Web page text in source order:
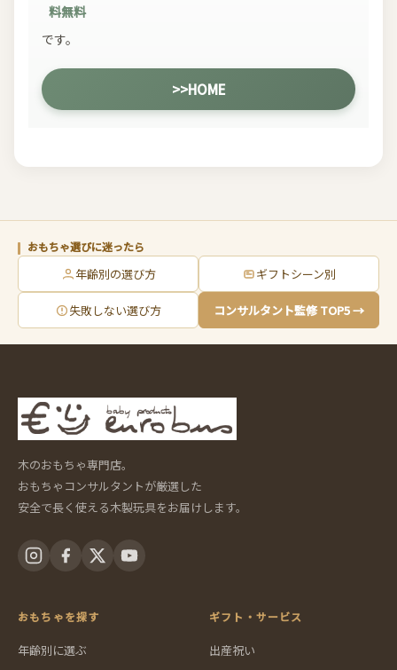
料無料
です。
>>HOME
おもちゃ選びに迷ったら
年齢別の選び方 ギフトシーン別
失敗しない選び方 コンサルタント監修 TOP5 →
木のおもちゃ専門店。
おもちゃコンサルタントが厳選した
安全で長く使える木製玩具をお届けします。
おもちゃを探す
年齢別に選ぶ
ギフト・サービス
出産祝い